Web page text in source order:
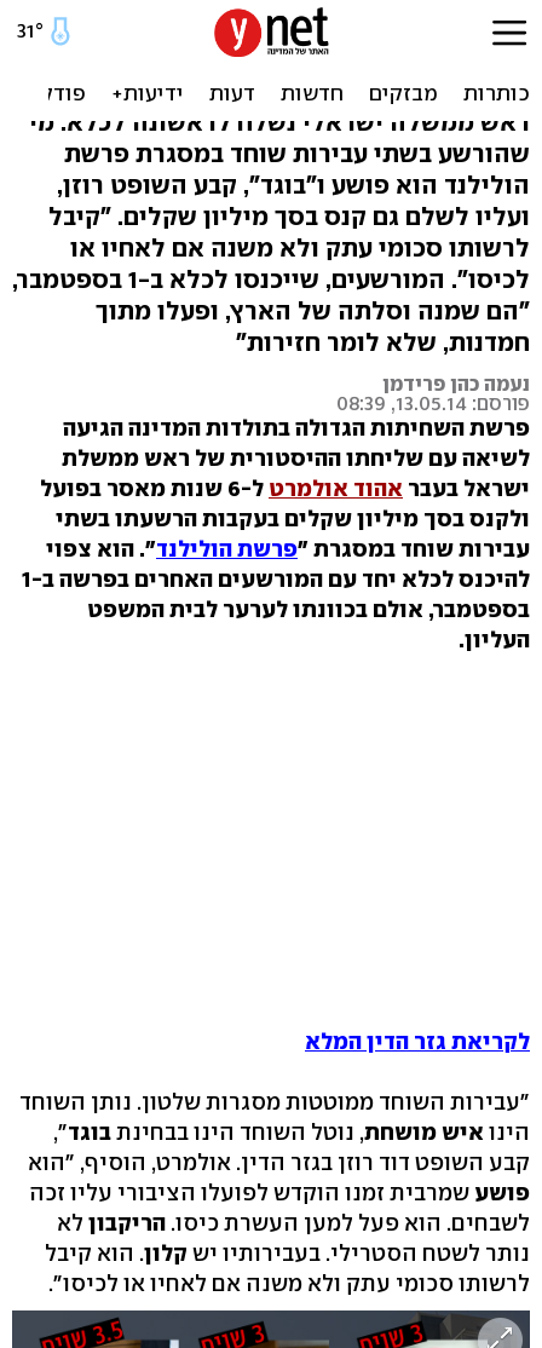
אהוד אולמרט נידון ל-6 שנות
ראש ממשלה ישראלי נשלח לראשונה לכלא. מי
שהורשע בשתי עבירות שוחד במסגרת פרשת
הולילנד הוא פושע ו"בוגד", קבע השופט רוזן,
ועליו לשלם גם קנס בסך מיליון שקלים. "קיבל
לרשותו סכומי עתק ולא משנה אם לאחיו או
לכיסו". המורשעים, שייכנסו לכלא ב-1 בספטמבר,
"הם שמנה וסלתה של הארץ, ופעלו מתוך
חמדנות, שלא לומר חזירות"
נעמה כהן פרידמן
פורסם: 13.05.14, 08:39
פרשת השחיתות הגדולה בתולדות המדינה הגיעה
לשיאה עם שליחתו ההיסטורית של ראש ממשלת
ישראל בעבר אהוד אולמרט
ל-6 שנות מאסר בפועל
ולקנס בסך מיליון שקלים בעקבות הרשעתו בשתי
עבירות שוחד במסגרת "פרשת הולילנד". הוא צפוי
להיכנס לכלא יחד עם המורשעים האחרים בפרשה ב-1
בספטמבר, אולם בכוונתו לערער לבית המשפט
העליון.
לקריאת גזר הדין המלא
"עבירות השוחד ממוטטות מסגרות שלטון. נותן השוחד
הינו איש מושחת, נוטל השוחד הינו בבחינתבוגד",
קבע השופט דוד רוזן בגזר הדין. אולמרט, הוסיף, "הוא
פושע שמרבית זמנו הוקדש לפועלו הציבורי עליו זכה
לשבחים. הוא פעל למען העשרת כיסו. הריקבון לא
נותר לשטח הסטרילי. בעבירותיו יש קלון. הוא קיבל
לרשותו סכומי עתק ולא משנה אם לאחיו או לכיסו".